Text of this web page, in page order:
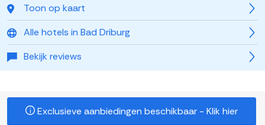
Toon op kaart
Alle hotels in Bad Driburg
Bekijk reviews
Exclusieve aanbiedingen beschikbaar - Klik hier